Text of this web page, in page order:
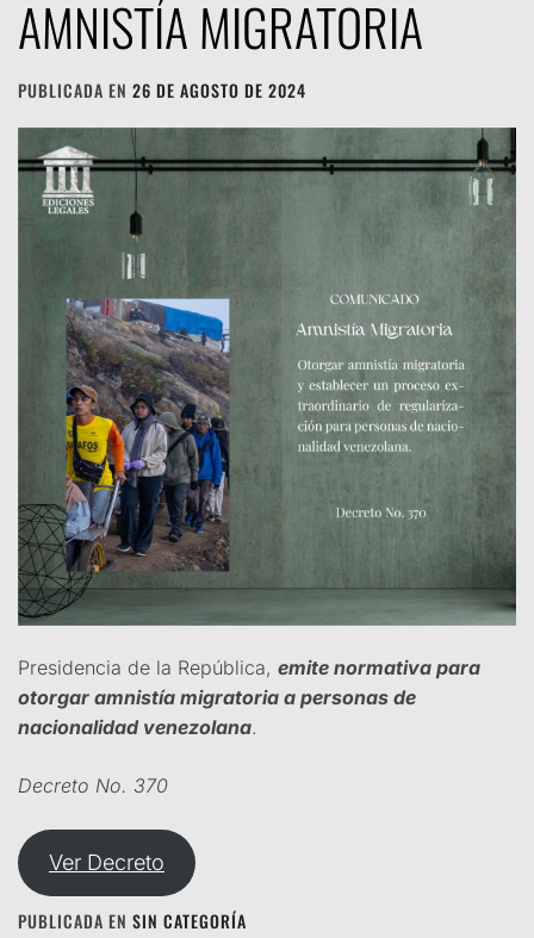
AMNISTÍA MIGRATORIA
PUBLICADA EN 26 DE AGOSTO DE 2024
Presidencia de la República, emite normativa para
otorgar amnistía migratoria a personas de
nacionalidad venezolana.
Decreto No. 370
Ver Decreto
PUBLICADA EN SIN CATEGORÍA